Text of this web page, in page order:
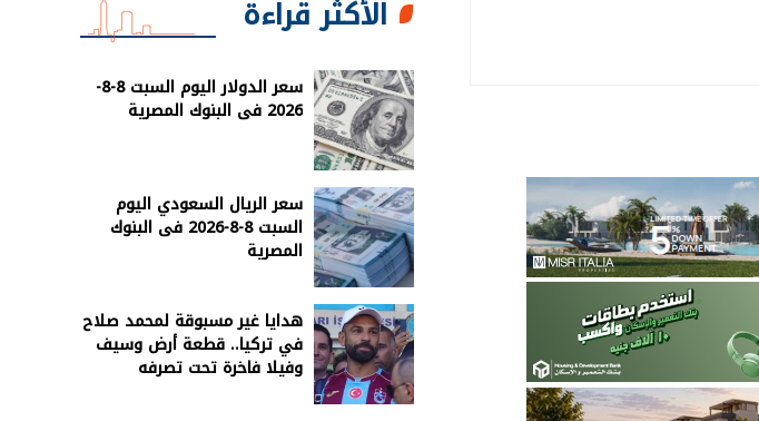
الأكثر قراءة
سعر الدولار اليوم السبت 8-8-
2026 فى البنوك المصرية
سعر الريال السعودي اليوم
السبت 8-8-2026 فى البنوك
المصرية
هدايا غير مسبوقة لمحمد صلاح
في تركيا.. قطعة أرض وسيف
وفيلا فاخرة تحت تصرفه